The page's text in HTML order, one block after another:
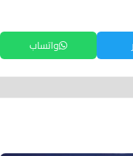
واتساب